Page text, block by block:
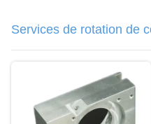
Services de rotation de
numérique par